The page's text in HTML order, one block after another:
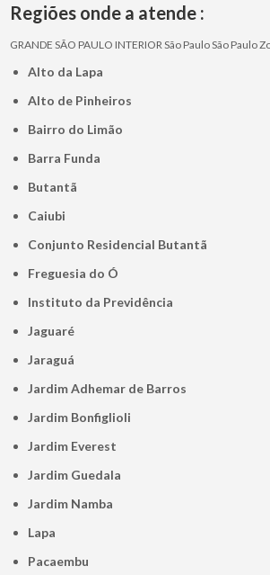
Regiões onde a atende :
GRANDE SÃO PAULO INTERIOR São PauloSão Paulo
Alto da Lapa
Alto de Pinheiros
Bairro do Limão
Barra Funda
Butantã
Caiubi
Conjunto Residencial Butantã
Freguesia do Ó
Instituto da Previdência
Jaguaré
Jaraguá
Jardim Adhemar de Barros
Jardim Bonfiglioli
Jardim Everest
Jardim Guedala
Jardim Namba
Lapa
Pacaembu